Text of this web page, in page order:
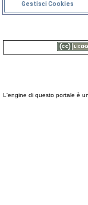
Gestisci Cookies
L'engine di questo portale è